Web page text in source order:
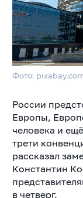
Фото:
России
Европы,
человека и
трети
рассказал
Константин
в четверг.